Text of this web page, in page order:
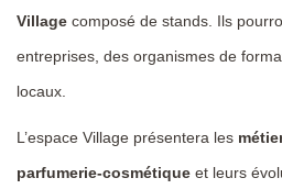
Village composé de stands. Ils
entreprises, des organismes de
locaux.
L’espace Village présentera les
parfumerie-cosmétique et leurs